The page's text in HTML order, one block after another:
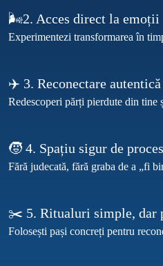
🌬️2. Acces direct la emoții
✈️ 3. Reconectare autentică
🧒 4. Spațiu sigur de
✂️ 5. Ritualuri simple, dar